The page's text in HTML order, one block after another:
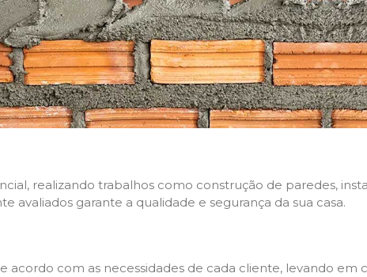
realizando trabalhos como construção de paredes,
avaliados garante a qualidade e segurança da sua casa.
acordo com as necessidades de cada cliente, levando em